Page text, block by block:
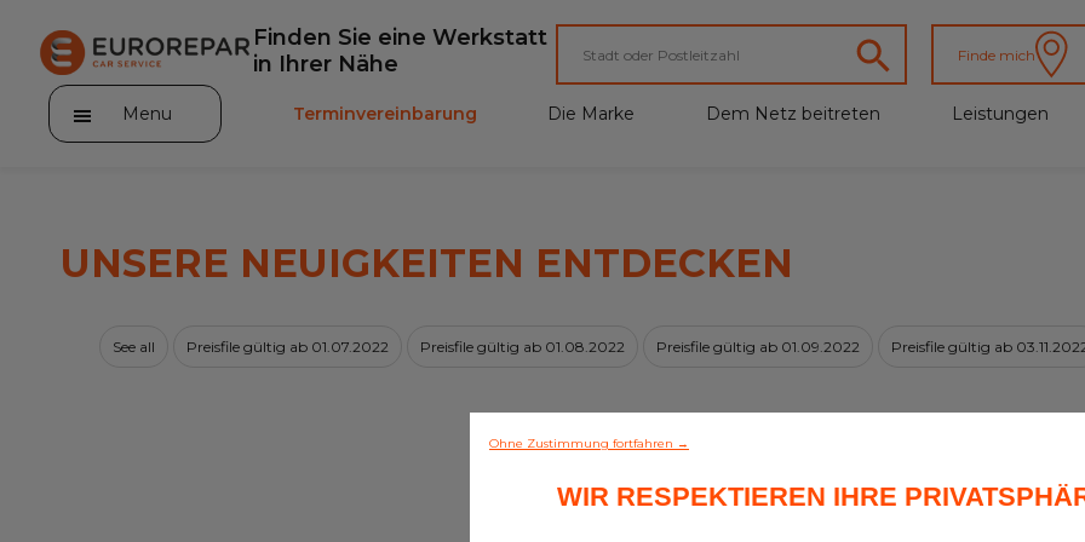
Finden Sie eine Werkstatt
in Ihrer Nähe
Finde mich
Menu Terminvereinbarung Die Marke Dem Netz beitreten Leistungen
UNSERE NEUIGKEITEN ENTDECKEN
See all Preisfile gültig ab 01.07.2022 Preisfile gültig ab 01.08.2022 Preisfile gültig ab 01.09.2022 Preisfile gültig ab
Keine Neuigkeiten vorhanden
Ohne Zustimmung fortfahren →
WIR RESPEKTIEREN IHRE